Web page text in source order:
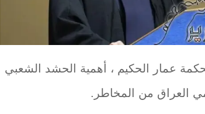
عمار الحكيم ، أهمية الحشد الشعبي
العراق من المخاطر.